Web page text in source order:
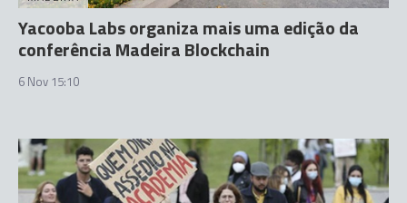
Yacooba Labs organiza mais uma edição da
conferência Madeira Blockchain
6 Nov 15:10